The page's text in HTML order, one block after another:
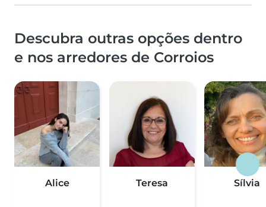
Descubra outras opções dentro
e nos arredores de Corroios
Alice Teresa Sílvia